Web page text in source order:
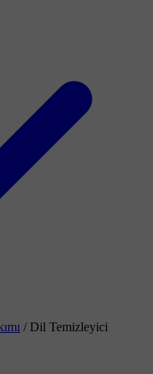
/ Dil Temizleyici